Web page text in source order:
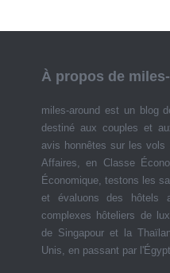
À propos de
miles-around est un blog
destiné aux couples et
avis honnêtes sur les vols
Affaires, en Classe
Économique, testons les
et évaluons des hôtels
complexes hôteliers de
de Singapour et la
Unis, en passant par